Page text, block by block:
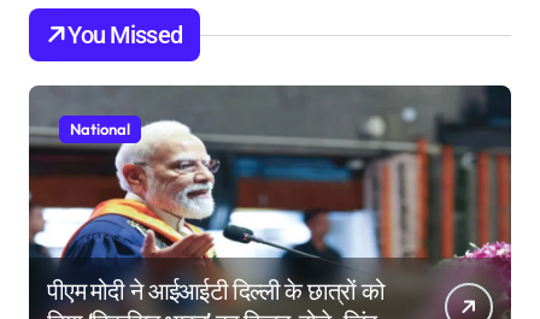
You Missed
National
पीएम मोदी ने आईआईटी दिल्ली के छात्रों को